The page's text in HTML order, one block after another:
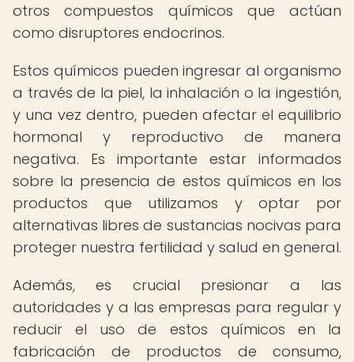
otros compuestos químicos que actúan
como disruptores endocrinos.
Estos químicos pueden ingresar al organismo
a través de la piel, la inhalación o la ingestión,
y una vez dentro, pueden afectar el equilibrio
hormonal y reproductivo de manera
negativa. Es importante estar informados
sobre la presencia de estos químicos en los
productos que utilizamos y optar por
alternativas libres de sustancias nocivas para
proteger nuestra fertilidad y salud en general.
Además, es crucial presionar a las
autoridades y a las empresas para regular y
reducir el uso de estos químicos en la
fabricación de productos de consumo,